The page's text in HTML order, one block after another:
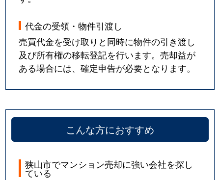
代金の受領・物件引渡し
売買代金を受け取りと同時に物件の引き渡し
及び所有権の移転登記を行います。売却益が
ある場合には、確定申告が必要となります。
こんな方におすすめ
狭山市でマンション売却に強い会社を探し
ている